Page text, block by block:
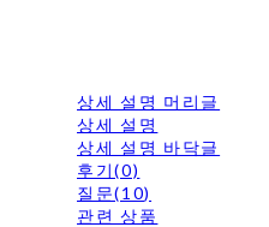
상세 설명 머리글
상세 설명
상세 설명 바닥글
후기(0)
질문(10)
관련 상품